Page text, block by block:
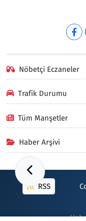
Nöbetçi Eczaneler
Trafik Durumu
Tüm Manşetler
Haber Arşivi
RSS